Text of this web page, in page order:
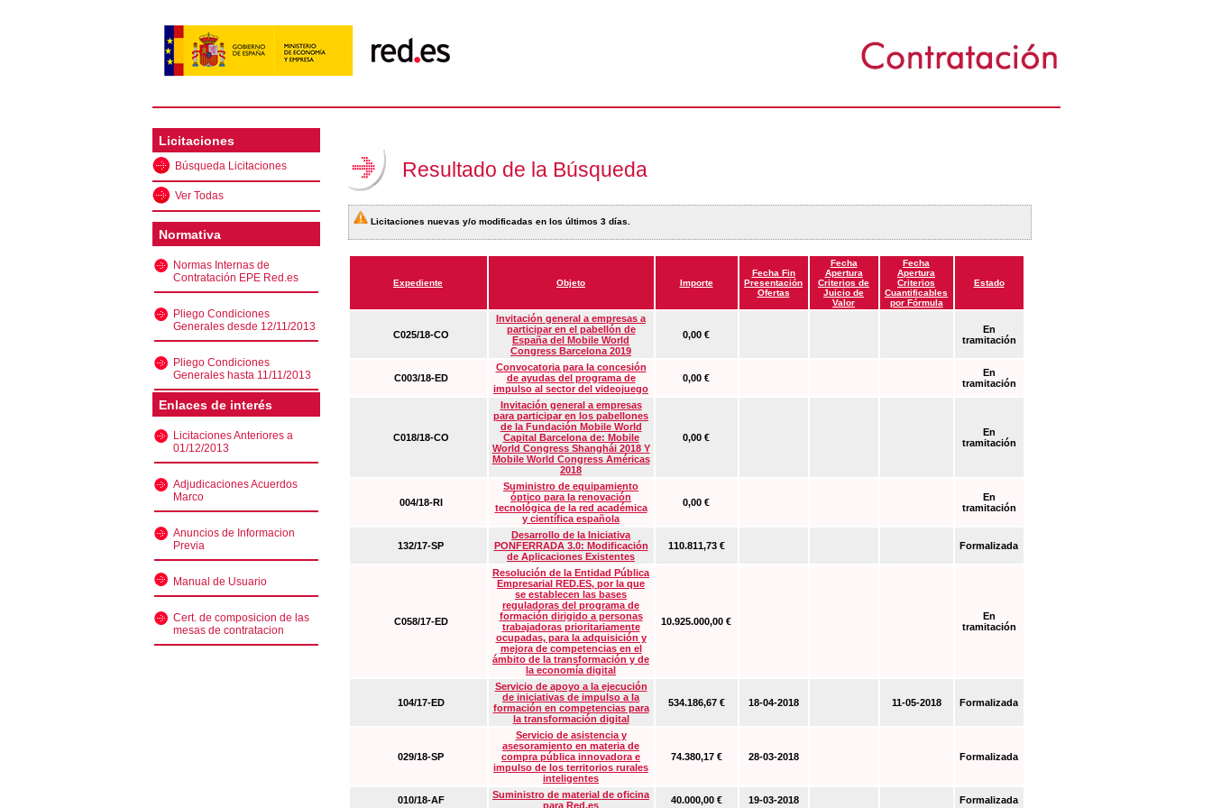
Licitaciones
Búsqueda Licitaciones
Ver Todas
Normativa
Normas Internas de
Contratación EPE Red.es
Pliego Condiciones
Generales desde 12/11/2013
Pliego Condiciones
Generales hasta 11/11/2013
Enlaces de interés
Licitaciones Anteriores a
01/12/2013
Adjudicaciones Acuerdos
Marco
Anuncios de Informacion
Previa
Manual de Usuario
Cert. de composicion de las
mesas de contratacion
Resultado de la Búsqueda
Licitaciones nuevas y/o modificadas en los últimos 3 días.
Expediente Objeto Importe
Fecha Fin
Presentación
Ofertas
Fecha
Apertura
Criterios de
Juicio de
Valor
Fecha
Apertura
Criterios
Cuantificables
por Fórmula
Estado
C025/18-CO
Invitación general a empresas a
participar en el pabellón de
España del Mobile World
Congress Barcelona 2019
0,00 €
En
tramitación
C003/18-ED
Convocatoria para la concesión
de ayudas del programa de
impulso al sector del videojuego
0,00 €
En
tramitación
C018/18-CO
Invitación general a empresas
para participar en los pabellones
de la Fundación Mobile World
Capital Barcelona de: Mobile
World Congress Shanghái 2018 Y
Mobile World Congress Américas
2018
0,00 €
En
tramitación
004/18-RI
Suministro de equipamiento
óptico para la renovación
tecnológica de la red académica
y científica española
0,00 €
En
tramitación
132/17-SP
Desarrollo de la Iniciativa
PONFERRADA 3.0: Modificación
de Aplicaciones Existentes
110.811,73 € Formalizada
C058/17-ED
Resolución de la Entidad Pública
Empresarial RED.ES, por la que
se establecen las bases
reguladoras del programa de
formación dirigido a personas
trabajadoras prioritariamente
ocupadas, para la adquisición y
mejora de competencias en el
ámbito de la transformación y de
la economía digital
10.925.000,00 €
En
tramitación
104/17-ED
Servicio de apoyo a la ejecución
de iniciativas de impulso a la
formación en competencias para
la transformación digital
534.186,67 € 18-04-2018 11-05-2018 Formalizada
029/18-SP
Servicio de asistencia y
asesoramiento en materia de
compra pública innovadora e
impulso de los territorios rurales
inteligentes
74.380,17 € 28-03-2018 Formalizada
010/18-AF
Suministro de material de oficina
para Red.es
40.000,00 € 19-03-2018 Formalizada